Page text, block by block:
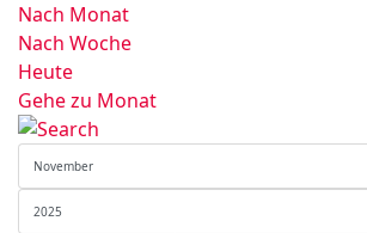
Nach Monat
Nach Woche
Heute
Gehe zu Monat